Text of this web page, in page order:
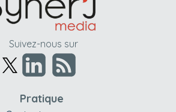
Suivez-nous sur
Pratique